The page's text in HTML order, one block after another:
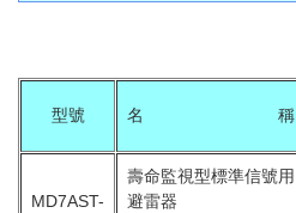
型號 名 稱
MD7AST-
壽命監視型標準信號用
避雷器